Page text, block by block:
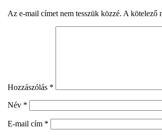
Az e-mail címet nem tesszük közzé. A kötelező
Hozzászólás *
Név *
E-mail cím *